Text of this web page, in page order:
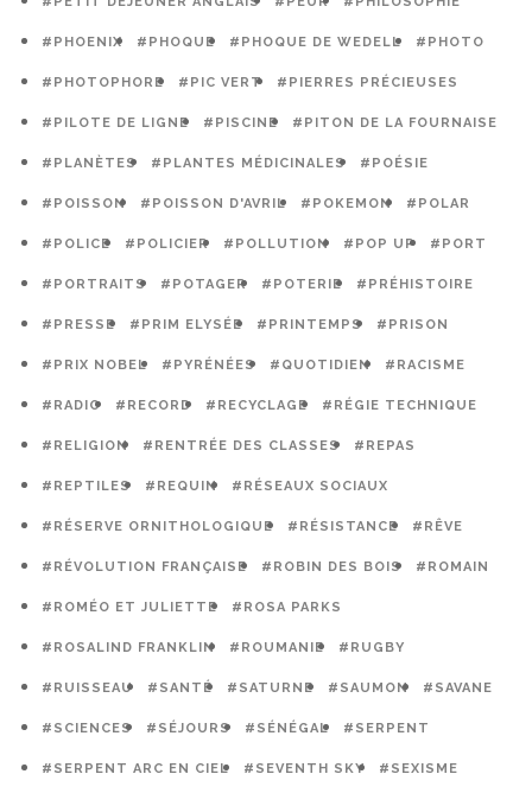
#PHOENIX #PHOQUE #PHOQUE DE WEDELL #PHOTO
#PHOTOPHORE #PIC VERT #PIERRES PRÉCIEUSES
#PILOTE DE LIGNE #PISCINE #PITON DE LA FOURNAISE
#PLANÈTES #PLANTES MÉDICINALES #POÉSIE
#POISSON #POISSON D'AVRIL #POKEMON #POLAR
#POLICE #POLICIER #POLLUTION #POP UP #PORT
#PORTRAITS #POTAGER #POTERIE #PRÉHISTOIRE
#PRESSE #PRIM ELYSÉE #PRINTEMPS #PRISON
#PRIX NOBEL #PYRÉNÉES #QUOTIDIEN #RACISME
#RADIO #RECORD #RECYCLAGE #RÉGIE TECHNIQUE
#RELIGION #RENTRÉE DES CLASSES #REPAS
#REPTILES #REQUIN #RÉSEAUX SOCIAUX
#RÉSERVE ORNITHOLOGIQUE #RÉSISTANCE #RÊVE
#RÉVOLUTION FRANÇAISE #ROBIN DES BOIS #ROMAIN
#ROMÉO ET JULIETTE #ROSA PARKS
#ROSALIND FRANKLIN #ROUMANIE #RUGBY
#RUISSEAU #SANTÉ #SATURNE #SAUMON #SAVANE
#SCIENCES #SÉJOURS #SÉNÉGAL #SERPENT
#SERPENT ARC EN CIEL #SEVENTH SKY #SEXISME